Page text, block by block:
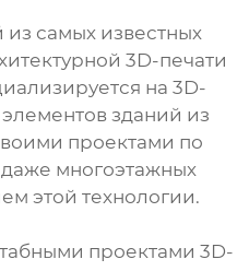
из самых известных
3D-печати
на 3D-
зданий из
проектами по
многоэтажных
этой технологии.
проектами 3D-